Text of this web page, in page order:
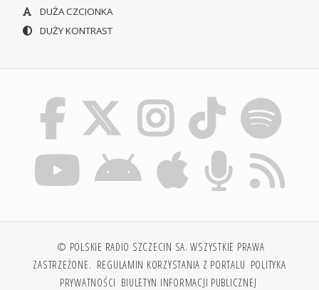
DUŻA CZCIONKA
DUŻY KONTRAST
© POLSKIE RADIO SZCZECIN SA. WSZYSTKIE PRAWA
ZASTRZEŻONE. REGULAMIN KORZYSTANIA Z PORTALU POLITYKA
PRYWATNOŚCI BIULETYN INFORMACJI PUBLICZNEJ